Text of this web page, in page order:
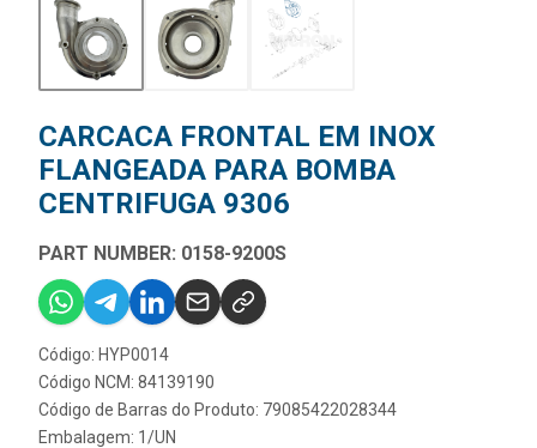
CARCACA FRONTAL EM INOX
FLANGEADA PARA BOMBA
CENTRIFUGA 9306
PART NUMBER: 0158-9200S
Código: HYP0014
Código NCM: 84139190
Código de Barras do Produto: 79085422028344
Embalagem: 1/UN